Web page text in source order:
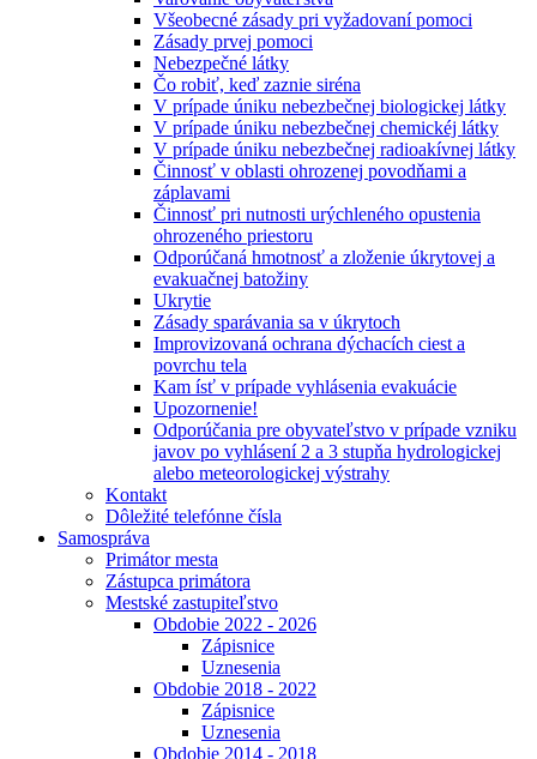
Všeobecné zásady pri vyžadovaní pomoci
Zásady prvej pomoci
Nebezpečné látky
Čo robiť, keď zaznie siréna
V prípade úniku nebezbečnej biologickej látky
V prípade úniku nebezbečnej chemickéj látky
V prípade úniku nebezbečnej radioakívnej látky
Činnosť v oblasti ohrozenej povodňami a
záplavami
Činnosť pri nutnosti urýchleného opustenia
ohrozeného priestoru
Odporúčaná hmotnosť a zloženie úkrytovej a
evakuačnej batožiny
Ukrytie
Zásady sparávania sa v úkrytoch
Improvizovaná ochrana dýchacích ciest a
povrchu tela
Kam ísť v prípade vyhlásenia evakuácie
Upozornenie!
Odporúčania pre obyvateľstvo v prípade vzniku
javov po vyhlásení 2 a 3 stupňa hydrologickej
alebo meteorologickej výstrahy
Kontakt
Dôležité telefónne čísla
Samospráva
Primátor mesta
Zástupca primátora
Mestské zastupiteľstvo
Obdobie 2022 - 2026
Zápisnice
Uznesenia
Obdobie 2018 - 2022
Zápisnice
Uznesenia
Obdobie 2014 - 2018